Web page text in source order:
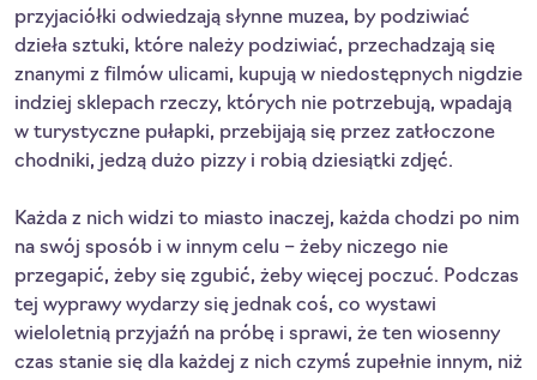
przyjaciółki odwiedzają słynne muzea, by podziwiać
dzieła sztuki, które należy podziwiać, przechadzają się
znanymi z filmów ulicami, kupują w niedostępnych nigdzie
indziej sklepach rzeczy, których nie potrzebują, wpadają
w turystyczne pułapki, przebijają się przez zatłoczone
chodniki, jedzą dużo pizzy i robią dziesiątki zdjęć.
Każda z nich widzi to miasto inaczej, każda chodzi po nim
na swój sposób i w innym celu – żeby niczego nie
przegapić, żeby się zgubić, żeby więcej poczuć. Podczas
tej wyprawy wydarzy się jednak coś, co wystawi
wieloletnią przyjaźń na próbę i sprawi, że ten wiosenny
czas stanie się dla każdej z nich czymś zupełnie innym, niż